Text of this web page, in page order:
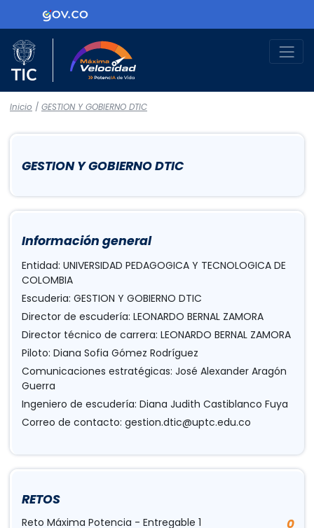
Logo Gobierno de Colombia
Logo del Ministerio TIC
Inicio / GESTION Y GOBIERNO DTIC
GESTION Y GOBIERNO DTIC
Información general
Entidad: UNIVERSIDAD PEDAGOGICA Y TECNOLOGICA DE
COLOMBIA
Escuderia: GESTION Y GOBIERNO DTIC
Director de escudería: LEONARDO BERNAL ZAMORA
Director técnico de carrera: LEONARDO BERNAL ZAMORA
Piloto: Diana Sofia Gómez Rodríguez
Comunicaciones estratégicas: José Alexander Aragón
Guerra
Ingeniero de escudería: Diana Judith Castiblanco Fuya
Correo de contacto: gestion.dtic@uptc.edu.co
RETOS
Reto Máxima Potencia - Entregable 1 0